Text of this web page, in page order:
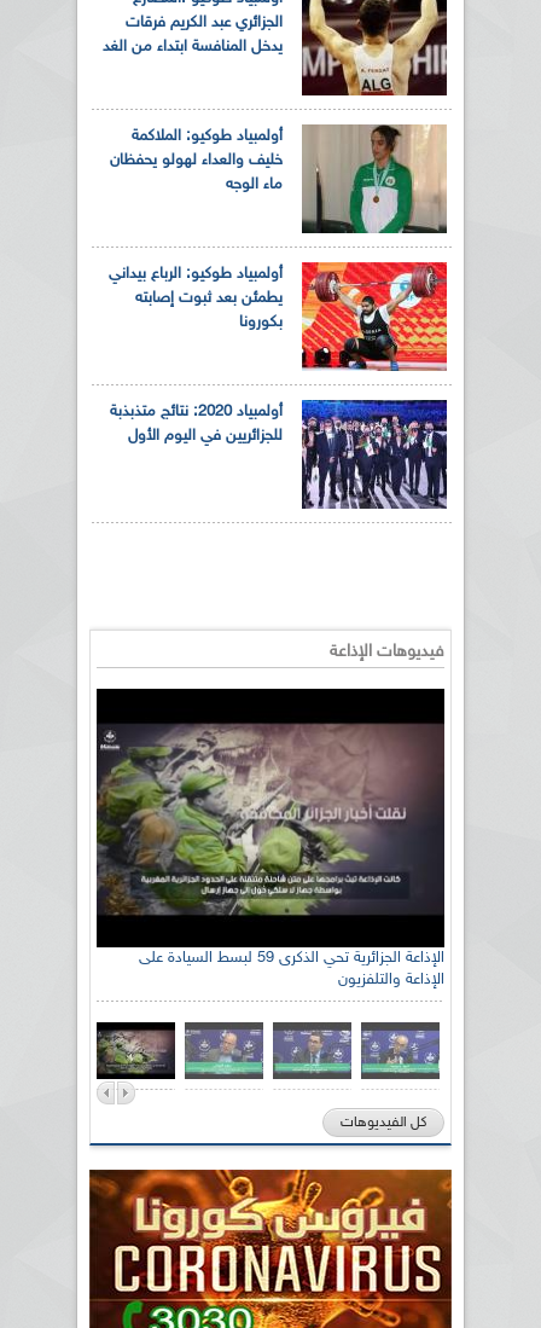
الجزائري عبد الكريم فرقات
يدخل المنافسة ابتداء من الغد
أولمبياد طوكيو: الملاكمة
خليف والعداء لهولو يحفظان
ماء الوجه
أولمبياد طوكيو: الرباع بيداني
يطمئن بعد ثبوت إصابته
بكورونا
أولمبياد 2020: نتائج متذبذبة
للجزائريين في اليوم الأول
فيديوهات الإذاعة
الإذاعة الجزائرية تحي الذكرى 59 لبسط السيادة على
الإذاعة والتلفزيون
كل الفيديوهات